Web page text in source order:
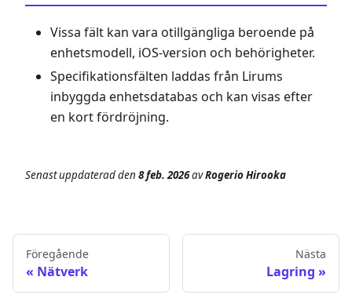
Vissa fält kan vara otillgängliga beroende på
enhetsmodell, iOS-version och behörigheter.
Specifikationsfälten laddas från Lirums
inbyggda enhetsdatabas och kan visas efter
en kort fördröjning.
Senast uppdateradden 8 feb. 2026avRogerio Hirooka
Föregående
Nätverk
Nästa
Lagring